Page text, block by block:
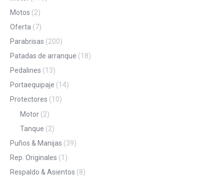
Motos (2)
Oferta (7)
Parabrisas (200)
Patadas de arranque (18)
Pedalines (13)
Portaequipaje (14)
Protectores (10)
Motor (2)
Tanque (2)
Puños & Manijas (39)
Rep. Originales (1)
Respaldo & Asientos (8)